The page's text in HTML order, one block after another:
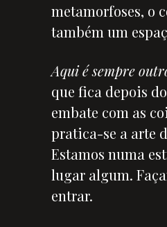
metamorfoses, o
também um
Aqui é sempre
que fica depois
embate com as
pratica-se a arte
Estamos numa
lugar algum.
entrar.